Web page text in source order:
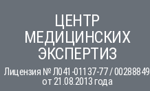
content
ЦЕНТР
МЕДИЦИНСКИХ
ЭКСПЕРТИЗ
Лицензия № Л041-01137-77 / 00288849
от 21.08.2013 года